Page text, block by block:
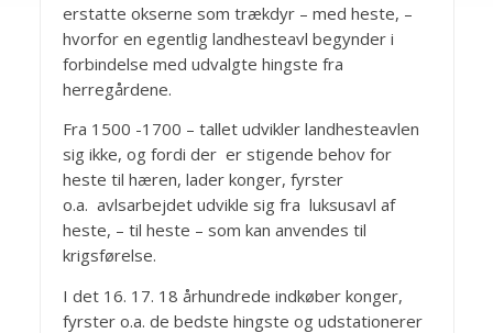
erstatte okserne som trækdyr – med heste, –
hvorfor en egentlig landhesteavl begynder i
forbindelse med udvalgte hingste fra
herregårdene.
Fra 1500 -1700 – tallet udvikler landhesteavlen
sig ikke, og fordi der er stigende behov for
heste til hæren, lader konger, fyrster
o.a. avlsarbejdet udvikle sig fra luksusavl af
heste, – til heste – som kan anvendes til
krigsførelse.
I det 16. 17. 18 århundrede indkøber konger,
fyrster o.a. de bedste hingste og udstationerer